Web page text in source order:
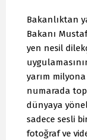
Bakanlıktan
Bakanı
yen nesil
yarım
numarada
dünyaya
sadece sesli
fotoğraf ve